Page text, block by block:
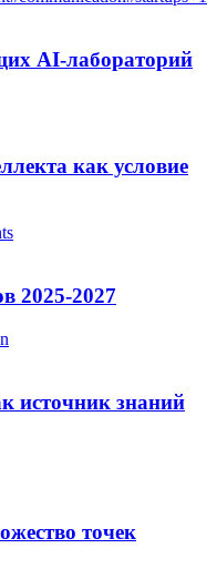
AI-лабораторий
как условие
2025-2027
источник знаний
точек